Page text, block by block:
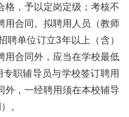
格，予以定岗定级；考核不
用合同。拟聘用人员（教师
聘单位订立3年以上（含）
用合同外，应当在学校最低
职辅导员与学校签订聘用
外，一经聘用须在本校辅导
。